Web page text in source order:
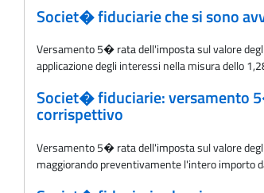
Societ� fiduciarie che si sono
Versamento 5� rata dell'imposta sul valore
applicazione degli interessi nella misura dello
Societ� fiduciarie: versamento
corrispettivo
Versamento 5� rata dell'imposta sul valore
maggiorando preventivamente l'intero importo